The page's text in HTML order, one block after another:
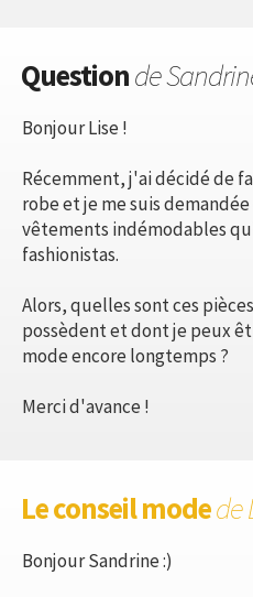
Questionde
Bonjour Lise !
Récemment, j'ai décidé de
robe et je me suis
vêtements indémodables
fashionistas.
Alors, quelles sont ces
possèdent et dont je peux
mode encore longtemps ?
Merci d'avance !
Le conseil modede
Bonjour Sandrine :)